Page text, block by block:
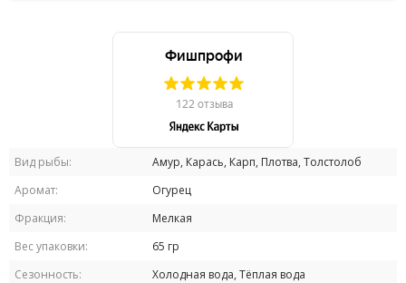
Вид рыбы:
Амур, Карась, Карп, Плотва, Толстолоб
Аромат:
Огурец
Фракция:
Мелкая
Вес упаковки:
65 гр
Сезонность:
Холодная вода, Тёплая вода